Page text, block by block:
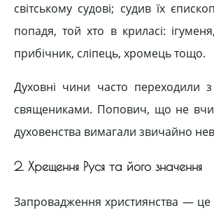
світському судові; судив їх
попадя, той хто в криласі:
прибічник, сліпець, хромець тощо.
Духовні чини часто переходили
священиками. Попович, що не
духовенства вимагали звичайно
2. Хрещення Руся та його значення
Запровадження християнства — це